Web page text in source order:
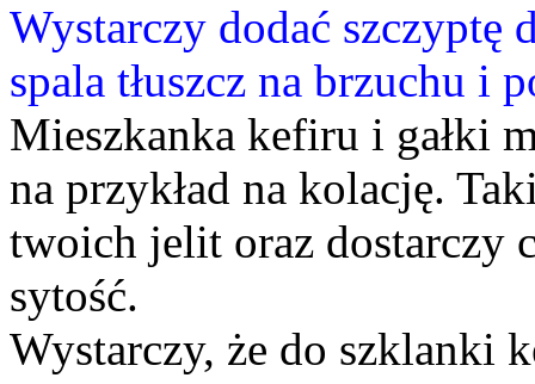
Wystarczy dodać szczyptę
spala tłuszcz na brzuchu i
Mieszkanka kefiru i gałki
na przykład na kolację.
twoich jelit oraz dostarczy
sytość.
Wystarczy, że do szklanki